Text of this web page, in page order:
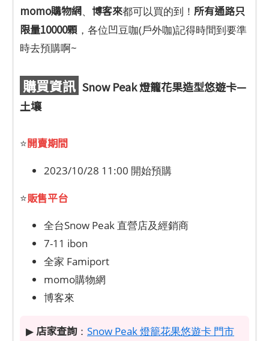
momo購物網、 博客來都可以買的到！ 所有通路只
限量10000顆 ，各位凹豆咖(戶外咖)記得時間到要準
時去預購啊~
購買資訊 Snow Peak 燈籠花果造型悠遊卡—
土壤
⭐開賣期間
2023/10/28 11:00 開始預購
⭐販售平台
全台Snow Peak 直營店及經銷商
7-11 ibon
全家 Famiport
momo購物網
博客來
▶ 店家查詢： Snow Peak 燈籠花果悠遊卡 門市